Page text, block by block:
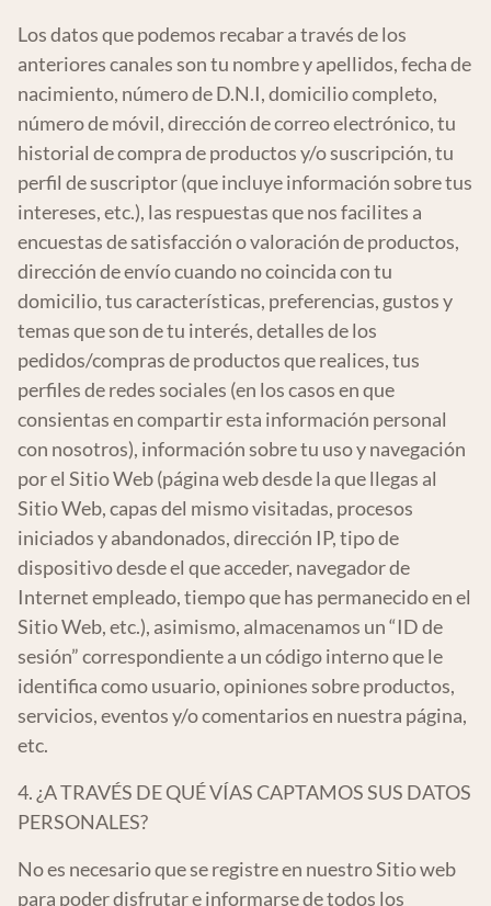
Los datos que podemos recabar a través de los
anteriores canales son tu nombre y apellidos, fecha de
nacimiento, número de D.N.I, domicilio completo,
número de móvil, dirección de correo electrónico, tu
historial de compra de productos y/o suscripción, tu
perfil de suscriptor (que incluye información sobre tus
intereses, etc.), las respuestas que nos facilites a
encuestas de satisfacción o valoración de productos,
dirección de envío cuando no coincida con tu
domicilio, tus características, preferencias, gustos y
temas que son de tu interés, detalles de los
pedidos/compras de productos que realices, tus
perfiles de redes sociales (en los casos en que
consientas en compartir esta información personal
con nosotros), información sobre tu uso y navegación
por el Sitio Web (página web desde la que llegas al
Sitio Web, capas del mismo visitadas, procesos
iniciados y abandonados, dirección IP, tipo de
dispositivo desde el que acceder, navegador de
Internet empleado, tiempo que has permanecido en el
Sitio Web, etc.), asimismo, almacenamos un “ID de
sesión” correspondiente a un código interno que le
identifica como usuario, opiniones sobre productos,
servicios, eventos y/o comentarios en nuestra página,
etc.
4. ¿A TRAVÉS DE QUÉ VÍAS CAPTAMOS SUS DATOS
PERSONALES?
No es necesario que se registre en nuestro Sitio web
para poder disfrutar e informarse de todos los